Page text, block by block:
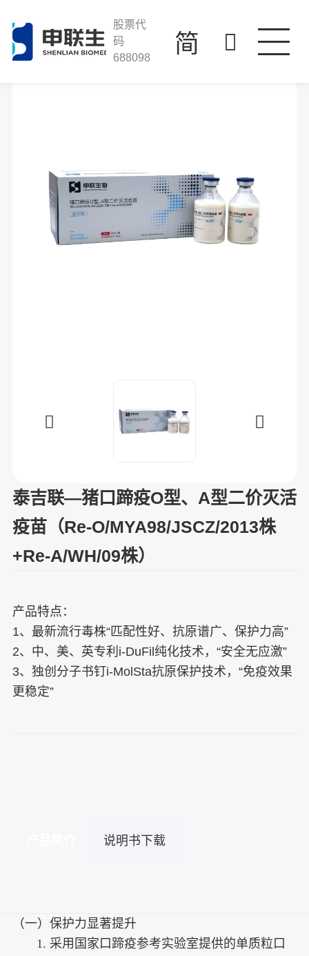
股票代
码
688098
联系我们
简
泰吉联—猪口蹄疫O型、A型二价灭活
疫苗（Re-O/MYA98/JSCZ/2013株
+Re-A/WH/09株）
产品特点：
1、最新流行毒株“匹配性好、抗原谱广、保护力高”
2、中、美、英专利i-DuFil纯化技术，“安全无应激”
3、独创分子书钉i-MolSta抗原保护技术，“免疫效果
更稳定”
说明书下载
（一）保护力显著提升
1. 采用国家口蹄疫参考实验室提供的单质粒口